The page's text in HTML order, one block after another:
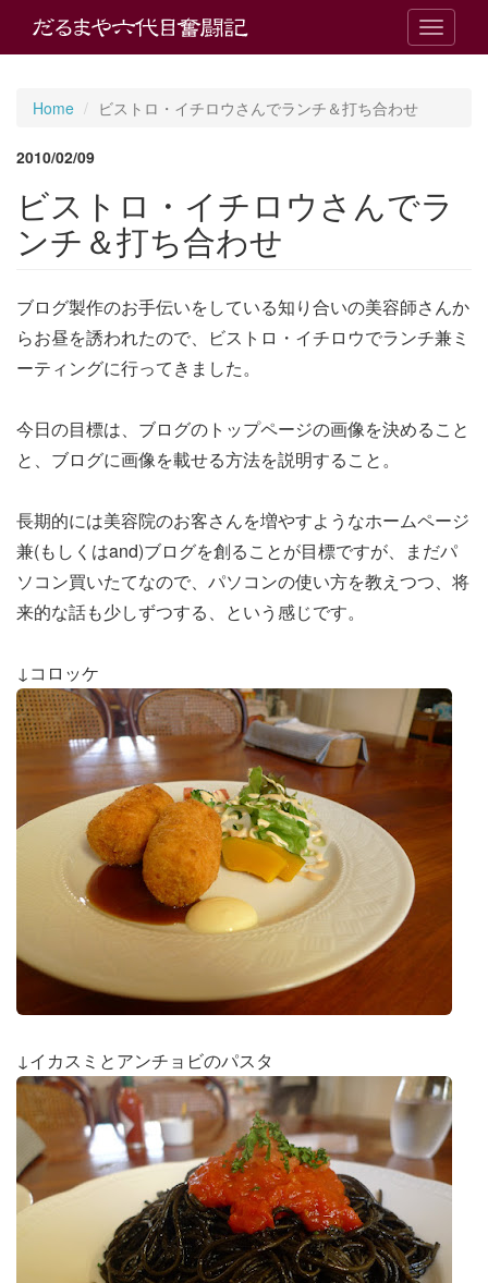
T
o
v
i
i
o
Home ビストロ・イチロウさんでランチ＆打ち合わせ
2010/02/09
ビストロ・イチロウさんでラ
ンチ＆打ち合わせ
ブログ製作のお手伝いをしている知り合いの美容師さんか
らお昼を誘われたので、ビストロ・イチロウでランチ兼ミ
ーティングに行ってきました。
今日の目標は、ブログのトップページの画像を決めること
と、ブログに画像を載せる方法を説明すること。
長期的には美容院のお客さんを増やすようなホームページ
兼(もしくはand)ブログを創ることが目標ですが、まだパ
ソコン買いたてなので、パソコンの使い方を教えつつ、将
来的な話も少しずつする、という感じです。
↓コロッケ
↓イカスミとアンチョビのパスタ